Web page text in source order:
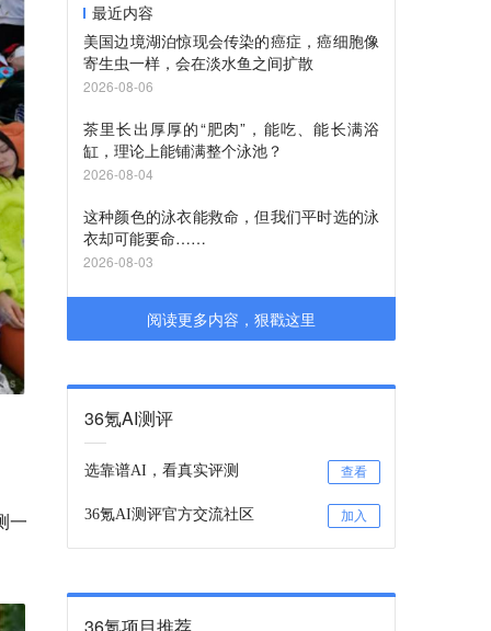
一
最近内容
美国边境湖泊惊现会传染的癌症，癌细胞像
寄生虫一样，会在淡水鱼之间扩散
2026-08-06
茶里长出厚厚的“肥肉”，能吃、能长满浴
缸，理论上能铺满整个泳池？
2026-08-04
这种颜色的泳衣能救命，但我们平时选的泳
衣却可能要命……
2026-08-03
阅读更多内容，狠戳这里
36氪AI测评
选靠谱AI，看真实评测 查看
36氪AI测评官方交流社区 加入